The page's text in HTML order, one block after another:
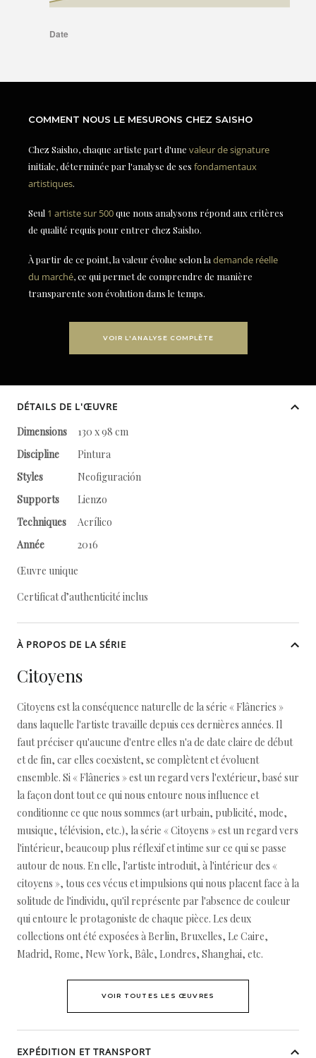
COMMENT NOUS LE MESURONS CHEZ SAISHO
Chez Saisho, chaque artiste part d'une valeur de signature
initiale, déterminée par l'analyse de ses fondamentaux
artistiques.
Seul 1 artiste sur 500que nous analysons répond aux critères
de qualité requis pour entrer chez Saisho.
À partir de ce point, la valeur évolue selon la demande réelle
du marché, ce qui permet de comprendre de manière
transparente son évolution dans le temps.
VOIR L'ANALYSE COMPLÈTE
DÉTAILS DE L'ŒUVRE
Dimensions
130 x 98 cm
Discipline
Pintura
Styles
Neofiguración
Supports
Lienzo
Techniques
Acrílico
Année
2016
Œuvre unique
Certificat d’authenticité inclus
À PROPOS DE LA SÉRIE
Citoyens
Citoyens est la conséquence naturelle de la série « Flâneries »
dans laquelle l'artiste travaille depuis ces dernières années. Il
faut préciser qu'aucune d'entre elles n'a de date claire de début
et de fin, car elles coexistent, se complètent et évoluent
ensemble. Si « Flâneries » est un regard vers l'extérieur, basé sur
la façon dont tout ce qui nous entoure nous influence et
conditionne ce que nous sommes (art urbain, publicité, mode,
musique, télévision, etc.), la série « Citoyens » est un regard vers
l'intérieur, beaucoup plus réflexif et intime sur ce qui se passe
autour de nous. En elle, l'artiste introduit, à l'intérieur des «
citoyens », tous ces vécus et impulsions qui nous placent face à la
solitude de l'individu, qu'il représente par l'absence de couleur
qui entoure le protagoniste de chaque pièce. Les deux
collections ont été exposées à Berlin, Bruxelles, Le Caire,
Madrid, Rome, New York, Bâle, Londres, Shanghai, etc.
VOIR TOUTES LES ŒUVRES
EXPÉDITION ET TRANSPORT